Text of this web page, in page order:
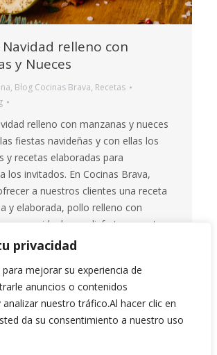
privacidad
mejorar su experiencia de
anuncios o contenidos
nuestro tráfico.Al hacer clic en
da su consentimiento a nuestro uso
relleno con
y Nueces
, Blog Cocinas Brava, Recetas
relleno con manzanas y nueces
fiestas navideñas y con ellas los
y recetas elaboradas para
los invitados. En Cocinas Brava,
a nuestros clientes una receta
y elaborada, pollo relleno con
nueces, ideal para disfrutar en estas
Para el…
2 5 …